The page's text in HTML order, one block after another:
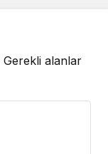
Gerekli alanlar